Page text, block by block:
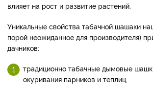
влияет на рост и развитие растений.
Уникальные свойства табачной шашаки
порой неожиданное для производителя)
дачников:
традиционно табачные дымовые
окуривания парников и теплиц,